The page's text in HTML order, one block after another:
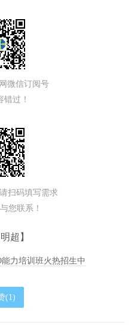
微信订阅号
错过！
扫码填写需求
您联系！
超】
能力培训班火热招生中
(1)